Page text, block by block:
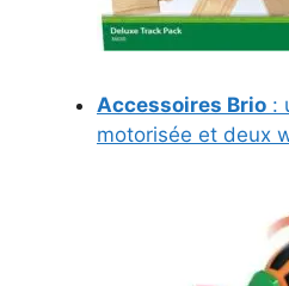
Accessoires Brio :
motorisée et deux